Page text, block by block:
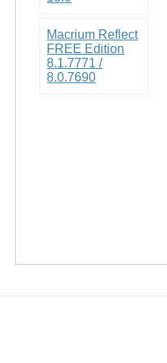
Macrium Reflect
FREE Edition
8.1.7771 /
8.0.7690